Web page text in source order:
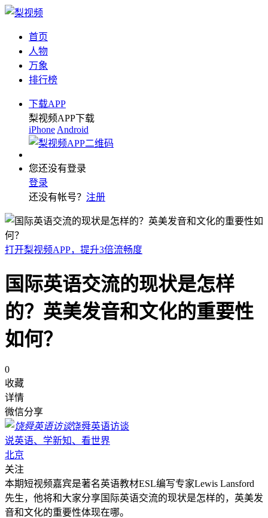
首页
人物
万象
排行榜
下载APP
梨视频APP下载
iPhone Android
您还没有登录
登录
还没有帐号？ 注册
打开梨视频APP，提升3倍流畅度
国际英语交流的现状是怎样
的？英美发音和文化的重要性
如何？
0
收藏
详情
微信分享
饶舜英语访谈
说英语、学新知、看世界
北京
关注
本期短视频嘉宾是著名英语教材ESL编写专家Lewis Lansford
先生，他将和大家分享国际英语交流的现状是怎样的，英美发
音和文化的重要性体现在哪。